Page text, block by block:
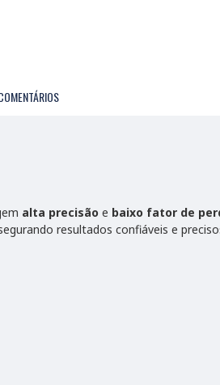
alta precisão e baixo fator de
resultados confiáveis e